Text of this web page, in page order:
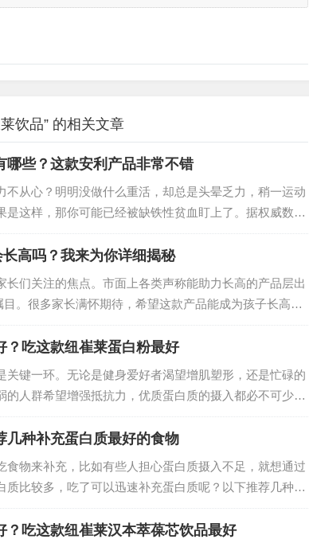
饮品” 的相关文章
哪些？这款安利产品非常不错
从心？明明没做什么重活，却总是头晕乏力，稍一运动
这样，那你可能已经被缺铁性贫血盯上了。据权威数据
贫血的困扰，尤其是儿童、孕妇和女性群体 ，缺铁性贫
身体健…
高吗？我来为你详细揭秘
们关注的焦点。市面上各类声称能助力长高的产品层出
。很多家长满怀期待，希望这款产品能成为孩子长高的
嚼片真的会长高吗？接下来就为你深入揭秘。…
？吃这款纽崔莱蛋白粉最好
键一环。无论是健身爱好者渴望增肌塑形，还是忙碌的
的人群希望增强抵抗力，优质蛋白质的摄入都必不可少。
的蛋白质补充神器——安利纽崔莱多种植物蛋白粉。…
几种补充蛋白质最好的食物
物来补充，比如有些人担心蛋白质摄入不足，就想通过
比较多，吃了可以迅速补充蛋白质呢？以下推荐几种优
性蛋白中选取代表性品类。…
吃这款纽崔莱汉本萃葆芯饮品最好